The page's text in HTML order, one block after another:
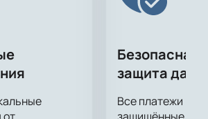
Безопасная
защита
Все платежи